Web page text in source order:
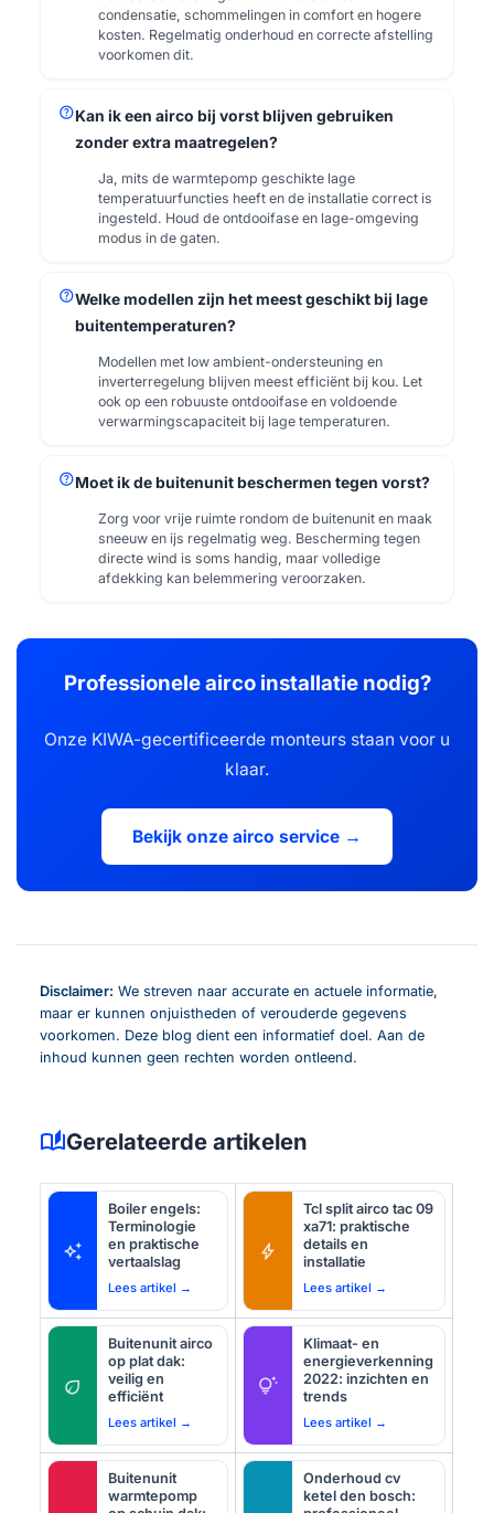
condensatie, schommelingen in comfort en hogere
kosten. Regelmatig onderhoud en correcte afstelling
voorkomen dit.
helpKan ik een airco bij vorst blijven gebruiken
zonder extra maatregelen?
Ja, mits de warmtepomp geschikte lage
temperatuurfuncties heeft en de installatie correct is
ingesteld. Houd de ontdooifase en lage-omgeving
modus in de gaten.
helpWelke modellen zijn het meest geschikt bij lage
buitentemperaturen?
Modellen met low ambient-ondersteuning en
inverterregelung blijven meest efficiënt bij kou. Let
ook op een robuuste ontdooifase en voldoende
verwarmingscapaciteit bij lage temperaturen.
helpMoet ik de buitenunit beschermen tegen vorst?
Zorg voor vrije ruimte rondom de buitenunit en maak
sneeuw en ijs regelmatig weg. Bescherming tegen
directe wind is soms handig, maar volledige
afdekking kan belemmering veroorzaken.
Professionele airco installatie nodig?
Onze KIWA-gecertificeerde monteurs staan voor u
klaar.
Bekijk onze airco service →
Disclaimer: We streven naar accurate en actuele informatie,
maar er kunnen onjuistheden of verouderde gegevens
voorkomen. Deze blog dient een informatief doel. Aan de
inhoud kunnen geen rechten worden ontleend.
auto_storiesGerelateerde artikelen
auto_awesome
Boiler engels:
Terminologie
en praktische
vertaalslag
Lees artikel →
bolt
Tcl split airco tac 09
xa71: praktische
details en
installatie
Lees artikel →
eco
Buitenunit airco
op plat dak:
veilig en
efficiënt
Lees artikel →
tips_and_updates
Klimaat- en
energieverkenning
2022: inzichten en
trends
Lees artikel →
Buitenunit
warmtepomp
Onderhoud cv
ketel den bosch: